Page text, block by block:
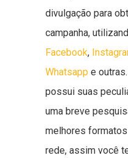
divulgação para
campanha,
Facebook,
Whatsapp e
possui suas
uma breve
melhores
rede, assim você